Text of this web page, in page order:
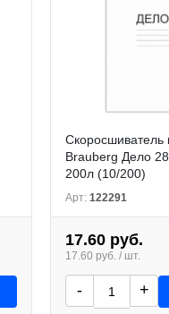
Скоросшиватель
Brauberg Дело
200л (10/200)
Арт: 122291
17.60 руб.
17.60 руб. / шт.
- +